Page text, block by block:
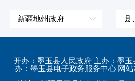
国防部
教育部
新疆地州政府
伊犁哈萨克自治州
阿勒泰地区
县
开办：墨玉县人民政府 主办：墨
办：墨玉县电子政务服务中心 网站